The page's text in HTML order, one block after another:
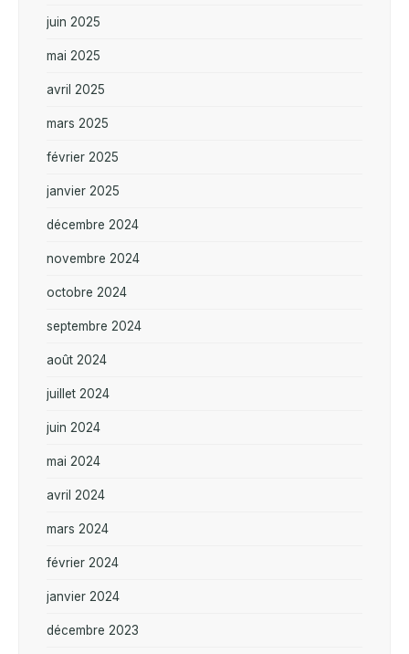
juin 2025
mai 2025
avril 2025
mars 2025
février 2025
janvier 2025
décembre 2024
novembre 2024
octobre 2024
septembre 2024
août 2024
juillet 2024
juin 2024
mai 2024
avril 2024
mars 2024
février 2024
janvier 2024
décembre 2023